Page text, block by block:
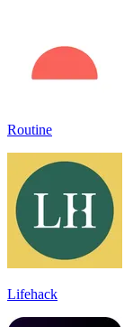
Routine
Lifehack